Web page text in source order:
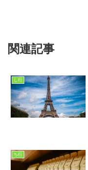
関連記事
し行
ち行